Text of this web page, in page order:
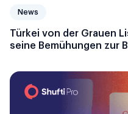
News
Türkei von der Grauen
seine Bemühungen zur
gegen Geldwäsche
Aktualisierungen